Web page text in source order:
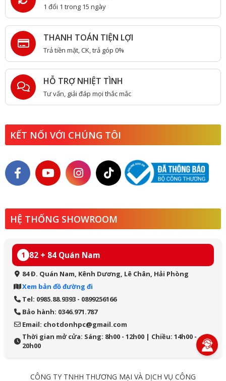
1 đổi 1 trong 15 ngày
THANH TOÁN TIỆN LỢI
Trả tiền mặt, CK, trả góp 0%
HỖ TRỢ NHIỆT TÌNH
Tư vấn, giải đáp mọi thắc mắc
KẾT NỐI VỚI CHÚNG TÔI
HỆ THỐNG SHOWROOM
1 82 + 84 Quán Nam
84 Đ. Quán Nam, Kênh Dương, Lê Chân, Hải Phòng
Xem bản đồ đường đi
Tel: 0985.88.9393 - 0899256166
Bảo hành: 0346.971.787
Email: chotdonhpc@gmail.com
Thời gian mở cửa: Sáng: 8h00 - 12h00 | Chiều: 14h00 -
20h00
CÔNG TY TNHH THƯƠNG MẠI VÀ DỊCH VỤ CÔNG